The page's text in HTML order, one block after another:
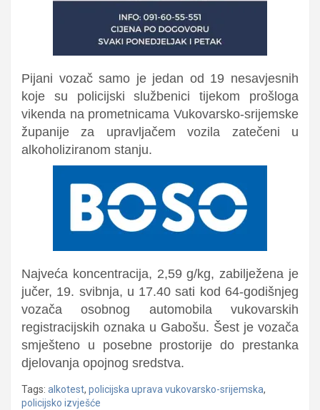
Pijani vozač samo je jedan od 19 nesavjesnih
koje su policijski službenici tijekom prošloga
vikenda na prometnicama Vukovarsko-srijemske
županije za upravljačem vozila zatečeni u
alkoholiziranom stanju.
Najveća koncentracija, 2,59 g/kg, zabilježena je
jučer, 19. svibnja, u 17.40 sati kod 64-godišnjeg
vozača osobnog automobila vukovarskih
registracijskih oznaka u Gabošu. Šest je vozača
smješteno u posebne prostorije do prestanka
djelovanja opojnog sredstva.
Tags: alkotest, policijska uprava vukovarsko-srijemska,
policijsko izvješće